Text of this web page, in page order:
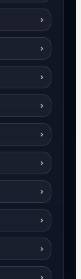
›
›
›
›
›
›
›
›
›